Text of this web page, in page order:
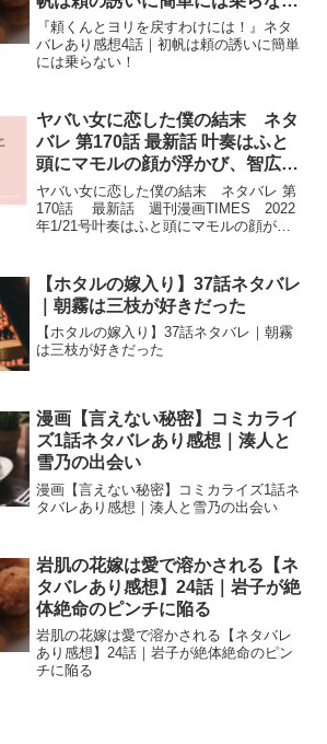
い！
『頼くんとヨリを戻すわけには！』ネタ
バレあり感想4話｜初帆は頼の誘いに簡単
には乗らない！
ヤバい女に恋した僕の結末 ネタ
バレ 第170話 最新話 叶奏はふと
頭にマモルの顔が浮かび、智広か
ら離れて
ヤバい女に恋した僕の結末 ネタバレ 第
170話 最新話 週刊漫画TIMES 2022
年1/21号叶奏はふと頭にマモルの顔が浮
【ホタルの嫁入り】37話ネタバレ
｜朝霧は三枝が好きだった
【ホタルの嫁入り】37話ネタバレ｜朝霧
は三枝が好きだった
漫画【言えない秘密】コミカライ
ズ1話ネタバレあり感想｜湊人と
雪乃の出会い
漫画【言えない秘密】コミカライズ1話ネ
タバレあり感想｜湊人と雪乃の出会い
岩肌の花嫁は愛で溶かされる【ネ
タバレあり感想】24話｜岩子が絶
体絶命のピンチに陥る
岩肌の花嫁は愛で溶かされる【ネタバレ
あり感想】24話｜岩子が絶体絶命のピン
チに陥る